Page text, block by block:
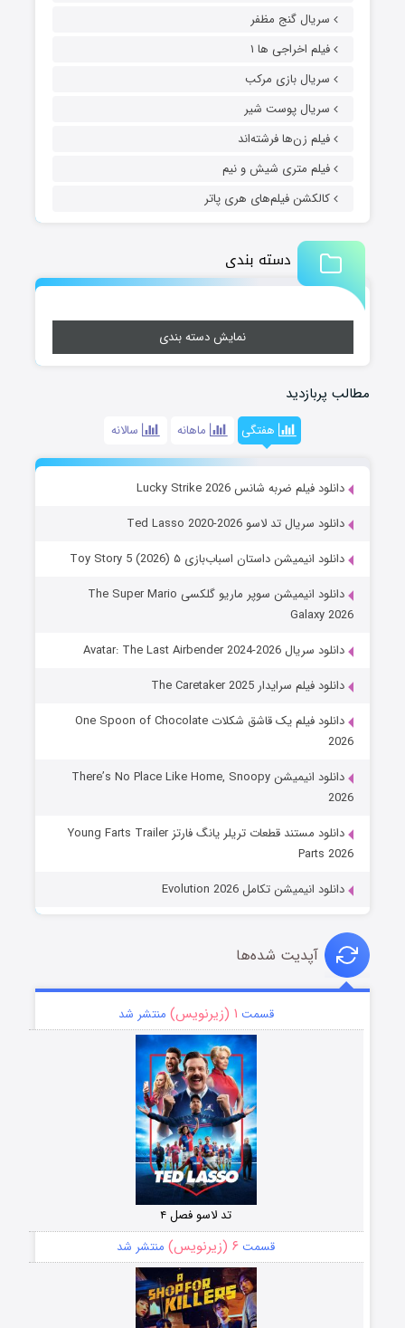
سریال گنج مظفر
فیلم اخراجی ها ۱
سریال بازی مرکب
سریال پوست شیر
فیلم زن‌ها فرشته‌اند
فیلم متری شیش و نیم
کالکشن فیلم‌های هری پاتر
دسته بندی
نمایش دسته بندی
مطالب پربازدید
هفتگی ماهانه سالانه
دانلود فیلم ضربه شانس Lucky Strike 2026
دانلود سریال تد لاسو Ted Lasso 2020-2026
دانلود انیمیشن داستان اسباب‌بازی ۵ Toy Story 5 (2026)
دانلود انیمیشن سوپر ماریو گلکسی The Super Mario
Galaxy 2026
دانلود سریال Avatar: The Last Airbender 2024-2026
دانلود فیلم سرایدار The Caretaker 2025
دانلود فیلم یک قاشق شکلات One Spoon of Chocolate
2026
دانلود انیمیشن There’s No Place Like Home, Snoopy
2026
دانلود مستند قطعات تریلر یانگ فارتز Young Farts Trailer
Parts 2026
دانلود انیمیشن تکامل Evolution 2026
آپدیت شده‌ها
قسمت ۱ (زیرنویس) منتشر شد
تد لاسو فصل ۴
قسمت ۶ (زیرنویس) منتشر شد